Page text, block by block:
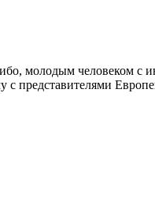
молодым человеком с
с представителями